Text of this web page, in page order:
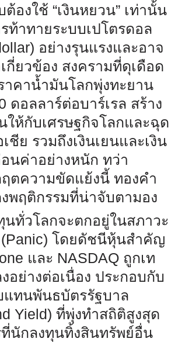
องใช้ “เงินหยวน” เท่านั้น
ท้าทายระบบเปโตรดอล
อย่างรุนแรงและอาจ
กี่ยวข้อง สงครามที่ดุเดือด
าคาน้ำมันโลกพุ่งทะยาน
ดอลลาร์ต่อบาร์เรล สร้าง
ห้กับเศรษฐกิจโลกและฉุด
ชีย รวมถึงเงินเยนและเงิน
นค่าอย่างหนัก ทว่า
ตความขัดแย้งนี้ ทองคำ
พฤติกรรมที่น่าจับตามอง
ทั่วโลกจะตกอยู่ในสภาวะ
โดยดัชนีหุ้นสำคัญ
และ NASDAQ ถูกเท
อย่างต่อเนื่อง ประกอบกับ
แทนพันธบัตรรัฐบาล
Yield) ที่พุ่งทำสถิติสูงสุด
นักลงทุนทิ้งสินทรัพย์อื่น